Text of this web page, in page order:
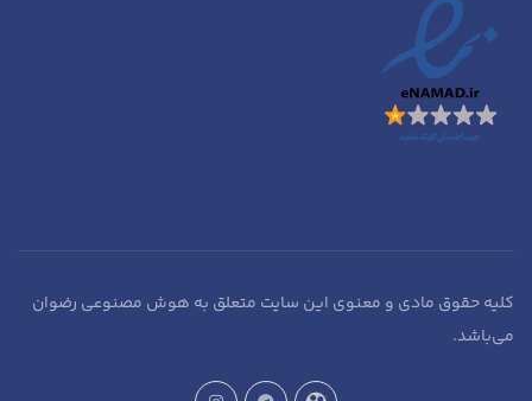
کلیه حقوق مادی و معنوی این سایت متعلق به هوش مصنوعی رضوان
می‌باشد.